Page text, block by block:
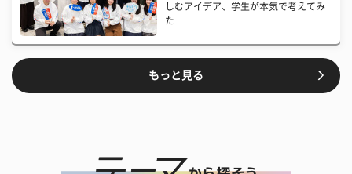
しむアイデア、学生が本気で考えてみ
た
もっと見る